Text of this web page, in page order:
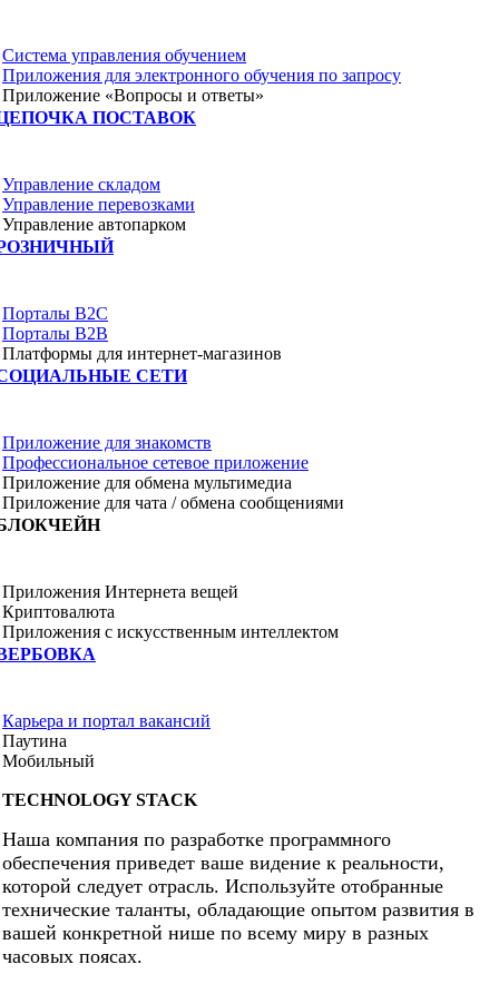
Система управления обучением
Приложения для электронного обучения по запросу
Приложение «Вопросы и ответы»
ПОСТАВОК
Управление складом
Управление перевозками
Управление автопарком
Порталы B2C
Порталы B2B
Платформы для интернет-магазинов
СЕТИ
Приложение для знакомств
Профессиональное сетевое приложение
Приложение для обмена мультимедиа
Приложение для чата / обмена сообщениями
Приложения Интернета вещей
Криптовалюта
Приложения с искусственным интеллектом
Карьера и портал вакансий
Паутина
Мобильный
TECHNOLOGY STACK
Наша компания по разработке программного
обеспечения приведет ваше видение к реальности,
которой следует отрасль. Используйте отобранные
технические таланты, обладающие опытом развития в
вашей конкретной нише по всему миру в разных
часовых поясах.